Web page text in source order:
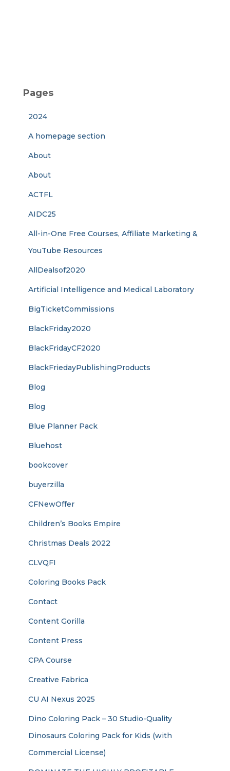
Pages
2024
A homepage section
About
About
ACTFL
AIDC25
All-in-One Free Courses, Affiliate Marketing &
YouTube Resources
AllDealsof2020
Artificial Intelligence and Medical Laboratory
BigTicketCommissions
BlackFriday2020
BlackFridayCF2020
BlackFriedayPublishingProducts
Blog
Blog
Blue Planner Pack
Bluehost
bookcover
buyerzilla
CFNewOffer
Children’s Books Empire
Christmas Deals 2022
CLVQFI
Coloring Books Pack
Contact
Content Gorilla
Content Press
CPA Course
Creative Fabrica
CU AI Nexus 2025
Dino Coloring Pack – 30 Studio-Quality
Dinosaurs Coloring Pack for Kids (with
Commercial License)